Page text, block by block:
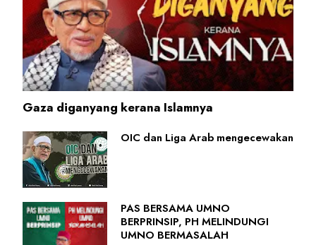
Gaza diganyang kerana Islamnya
OIC dan Liga Arab mengecewakan
PAS BERSAMA UMNO
BERPRINSIP, PH MELINDUNGI
UMNO BERMASALAH